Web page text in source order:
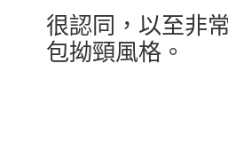
很認同，以至非
包拗頸風格。